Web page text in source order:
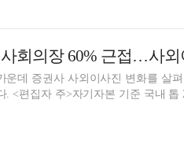
운데 증권사 사외이사진 변화를 살
. <편집자 주>자기자본 기준 국내 톱